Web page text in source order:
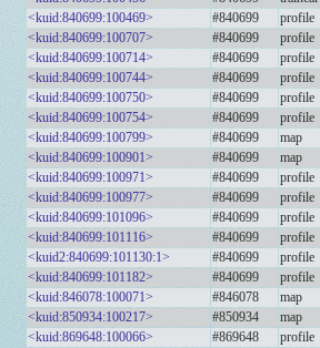
<kuid:840699:100469>
#840699 profile
<kuid:840699:100707>
#840699 profile
<kuid:840699:100714>
#840699 profile
<kuid:840699:100744>
#840699 profile
<kuid:840699:100750>
#840699 profile
<kuid:840699:100754>
#840699 profile
<kuid:840699:100799>
#840699 map
<kuid:840699:100901>
#840699 map
<kuid:840699:100971>
#840699 profile
<kuid:840699:100977>
#840699 profile
<kuid:840699:101096>
#840699 profile
<kuid:840699:101116>
#840699 profile
<kuid2:840699:101130:1>
#840699 profile
<kuid:840699:101182>
#840699 profile
<kuid:846078:100071>
#846078 map
<kuid:850934:100217>
#850934 map
<kuid:869648:100066>
#869648 profile